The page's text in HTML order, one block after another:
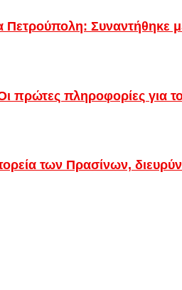
Πετρούπολη: Συναντήθηκε
πρώτες πληροφορίες για
των Πρασίνων,